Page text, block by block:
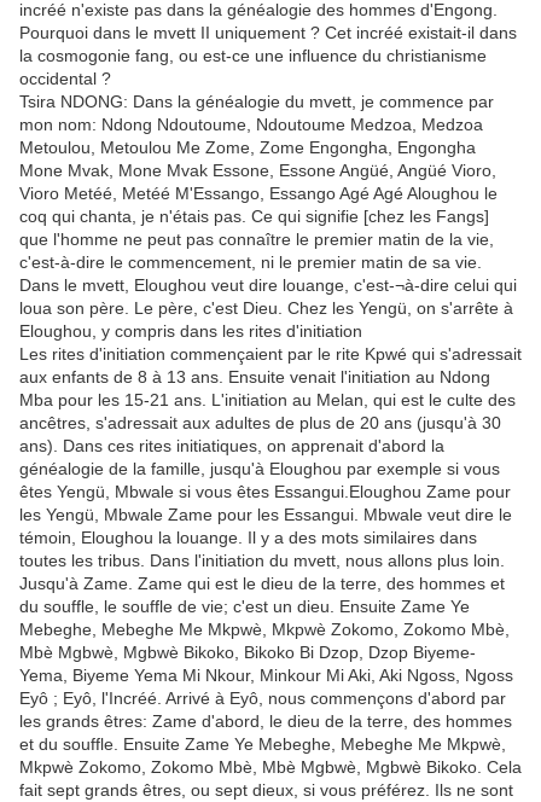
incréé n'existe pas dans la généalogie des hommes d'Engong.
Pourquoi dans le mvett II uniquement ? Cet incréé existait-il dans
la cosmogonie fang, ou est-ce une influence du christianisme
occidental ?
Tsira NDONG: Dans la généalogie du mvett, je commence par
mon nom: Ndong Ndoutoume, Ndoutoume Medzoa, Medzoa
Metoulou, Metoulou Me Zome, Zome Engongha, Engongha
Mone Mvak, Mone Mvak Essone, Essone Angüé, Angüé Vioro,
Vioro Metéé, Metéé M'Essango, Essango Agé Agé Aloughou le
coq qui chanta, je n'étais pas. Ce qui signifie [chez les Fangs]
que l'homme ne peut pas connaître le premier matin de la vie,
c'est-à-dire le commencement, ni le premier matin de sa vie.
Dans le mvett, Eloughou veut dire louange, c'est-¬à-dire celui qui
loua son père. Le père, c'est Dieu. Chez les Yengü, on s'arrête à
Eloughou, y compris dans les rites d'initiation
Les rites d'initiation commençaient par le rite Kpwé qui s'adressait
aux enfants de 8 à 13 ans. Ensuite venait l'initiation au Ndong
Mba pour les 15-21 ans. L'initiation au Melan, qui est le culte des
ancêtres, s'adressait aux adultes de plus de 20 ans (jusqu'à 30
ans). Dans ces rites initiatiques, on apprenait d'abord la
généalogie de la famille, jusqu'à Eloughou par exemple si vous
êtes Yengü, Mbwale si vous êtes Essangui.Eloughou Zame pour
les Yengü, Mbwale Zame pour les Essangui. Mbwale veut dire le
témoin, Eloughou la louange. Il y a des mots similaires dans
toutes les tribus. Dans l'initiation du mvett, nous allons plus loin.
Jusqu'à Zame. Zame qui est le dieu de la terre, des hommes et
du souffle, le souffle de vie; c'est un dieu. Ensuite Zame Ye
Mebeghe, Mebeghe Me Mkpwè, Mkpwè Zokomo, Zokomo Mbè,
Mbè Mgbwè, Mgbwè Bikoko, Bikoko Bi Dzop, Dzop Biyeme-
Yema, Biyeme Yema Mi Nkour, Minkour Mi Aki, Aki Ngoss, Ngoss
Eyô ; Eyô, l'Incréé. Arrivé à Eyô, nous commençons d'abord par
les grands êtres: Zame d'abord, le dieu de la terre, des hommes
et du souffle. Ensuite Zame Ye Mebeghe, Mebeghe Me Mkpwè,
Mkpwè Zokomo, Zokomo Mbè, Mbè Mgbwè, Mgbwè Bikoko. Cela
fait sept grands êtres, ou sept dieux, si vous préférez. Ils ne sont